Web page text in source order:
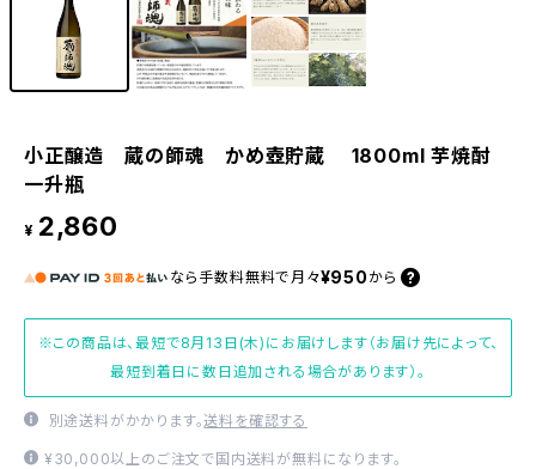
小正醸造 蔵の師魂 かめ壺貯蔵 1800ml 芋焼酎
一升瓶
¥ 2,860
なら 手数料無料で 月々¥950 から
※この商品は、最短で8月13日(木)にお届けします（お届け先によって、
最短到着日に数日追加される場合があります）。
別途送料がかかります。送料を確認する
¥30,000以上のご注文で国内送料が無料になります。